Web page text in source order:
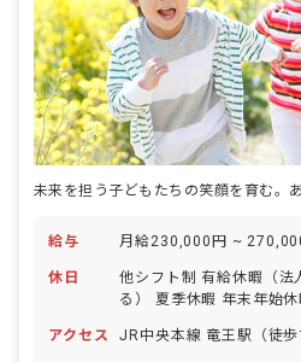
給与 月給230,000円 ~
休日
他シフト制 有給休暇（法
る） 夏季休暇 年末年始
アクセス
JR中央本線 竜王駅（徒歩